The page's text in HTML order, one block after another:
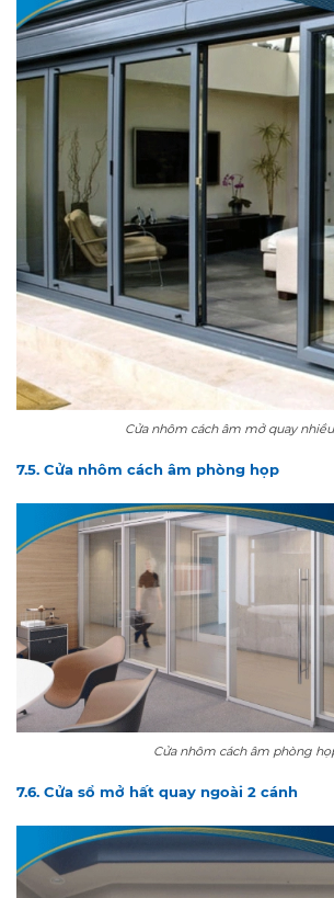
Cửa nhôm cách âm mở quay
7.5. Cửa nhôm cách âm phòng họp
Cửa nhôm cách âm phòng
7.6. Cửa sổ mở hất quay ngoài 2 cánh